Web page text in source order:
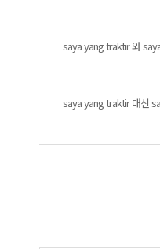
saya yang traktir 와
saya yang traktir 대신